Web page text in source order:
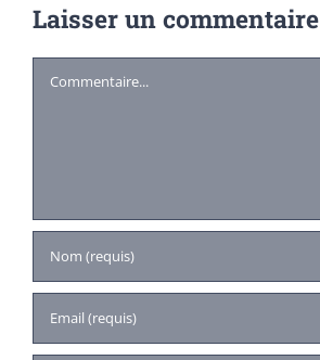
Laisser un commentaire
Commentaire